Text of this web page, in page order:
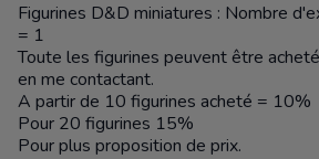
Description
Figurines D&D miniatures : Nombre
= 1
Toute les figurines peuvent être
en me contactant.
A partir de 10 figurines acheté = 10%
Pour 20 figurines 15%
Pour plus proposition de prix.